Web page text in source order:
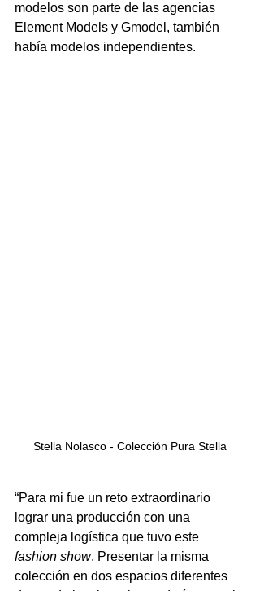
modelos son parte de las agencias
Element Models y Gmodel, también
había modelos independientes.
Stella Nolasco - Colección Pura Stella
“Para mi fue un reto extraordinario
lograr una producción con una
compleja logística que tuvo este
fashion show. Presentar la misma
colección en dos espacios diferentes